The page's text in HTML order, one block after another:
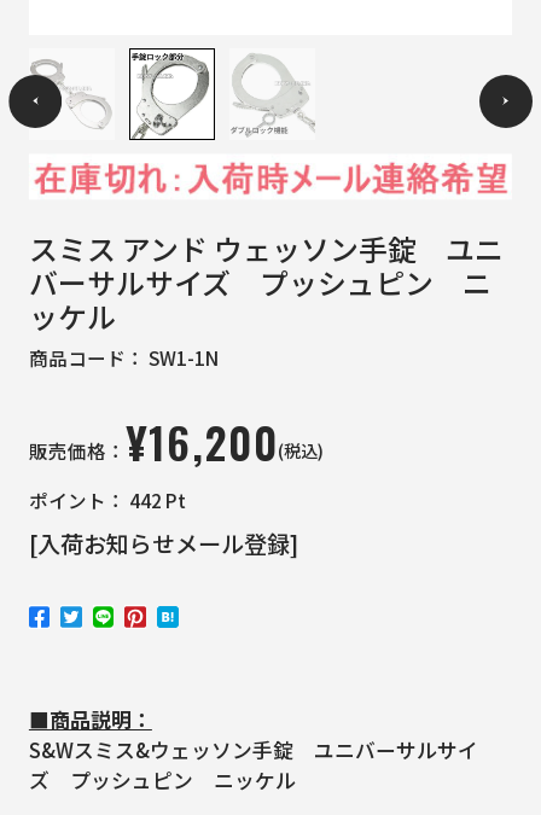
スミス アンド ウェッソン手錠 ユニ
バーサルサイズ プッシュピン ニ
ッケル
商品コード： SW1-1N
販売価格： ¥16,200(税込)
ポイント： 442 Pt
[入荷お知らせメール登録]
■商品説明：
S&Wスミス&ウェッソン手錠 ユニバーサルサイ
ズ プッシュピン ニッケル